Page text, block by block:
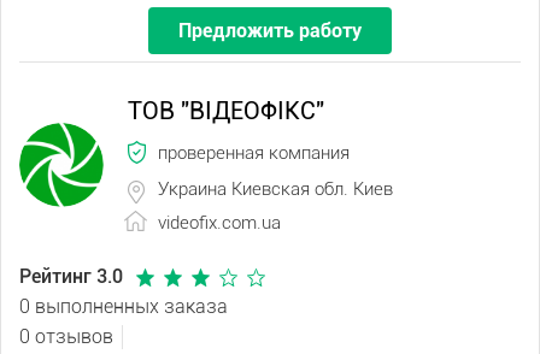
Предложить работу
ТОВ "ВІДЕОФІКС"
проверенная компания
Украина Киевская обл. Киев
videofix.com.ua
Рейтинг 3.0
0 выполненных заказа
0 отзывов